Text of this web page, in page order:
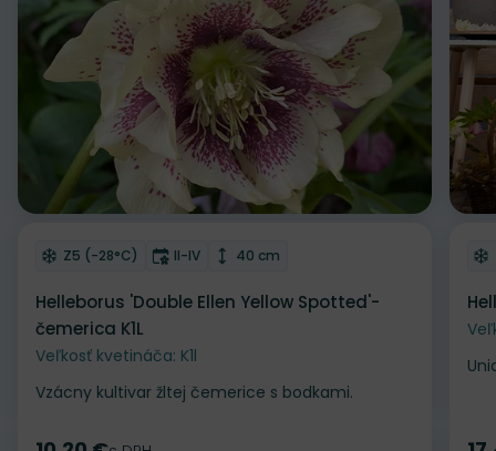
Odober do zoznamu želaní
Mrazuvzdornosť
Z5 (-28°C) Doba kvitnutia
II-IV Výška rastliny
40 cm
Helleborus 'Double Ellen Yellow Spotted'-
čemerica K1L
Veľkosť kvetináča: K1l
Vzácny kultivar žltej čemerice s bodkami.